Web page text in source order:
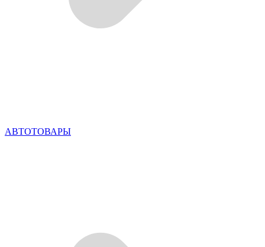
АВТОТОВАРЫ